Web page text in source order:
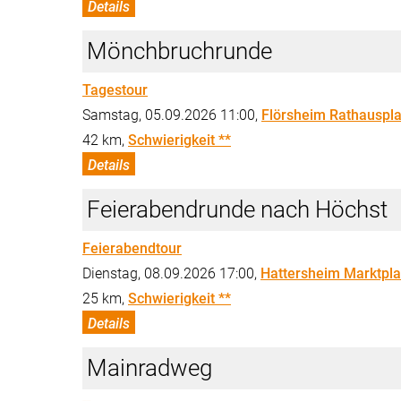
Details
Mönchbruchrunde
Tagestour
Samstag, 05.09.2026 11:00, Flörsheim
42 km, Schwierigkeit **
Details
Feierabendrunde nach Höchst
Feierabendtour
Dienstag, 08.09.2026 17:00, Hattersheim
25 km, Schwierigkeit **
Details
Mainradweg